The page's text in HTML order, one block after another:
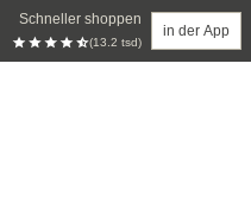
Schneller shoppen
(13.2 tsd)
in der App